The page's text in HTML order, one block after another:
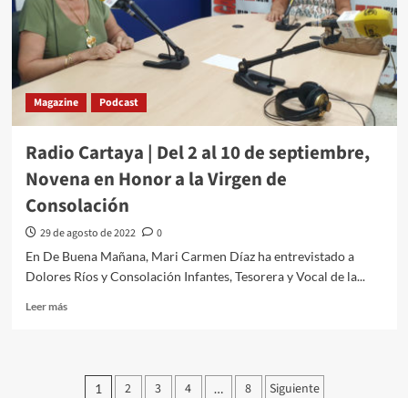
Magazine Podcast
Radio Cartaya | Del 2 al 10 de septiembre,
Novena en Honor a la Virgen de
Consolación
29 de agosto de 2022
0
En De Buena Mañana, Mari Carmen Díaz ha entrevistado a
Dolores Ríos y Consolación Infantes, Tesorera y Vocal de la...
Leer más
1 2 3 4 … 8 Siguiente